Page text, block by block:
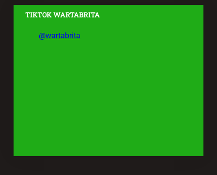
TIKTOK WARTABRITA
@wartabrita